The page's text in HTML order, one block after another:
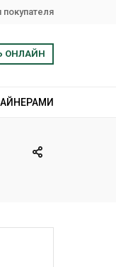
ОНЛАЙН